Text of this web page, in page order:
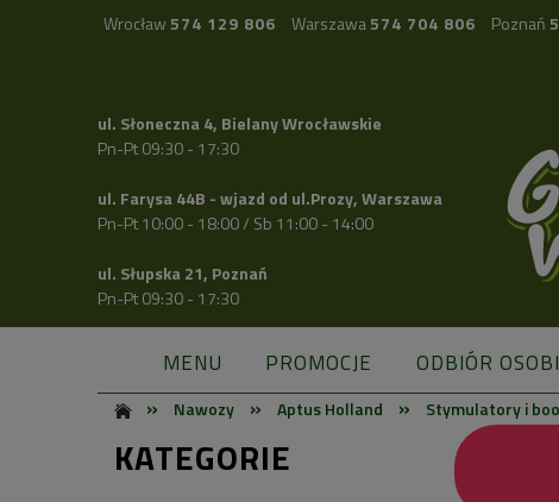
Wrocław 574 129 806 Warszawa574 704 806 Poznań
ul. Słoneczna 4, Bielany Wrocławskie
Pn-Pt 09:30 - 17:30
ul. Farysa 44B - wjazd od ul.Prozy, Warszawa
Pn-Pt 10:00 - 18:00 / Sb 11:00 - 14:00
ul. Słupska 21, Poznań
Pn-Pt 09:30 - 17:30
MENU PROMOCJE ODBIÓR
» Nawozy » Aptus Holland » Stymulatory i
KATEGORIE